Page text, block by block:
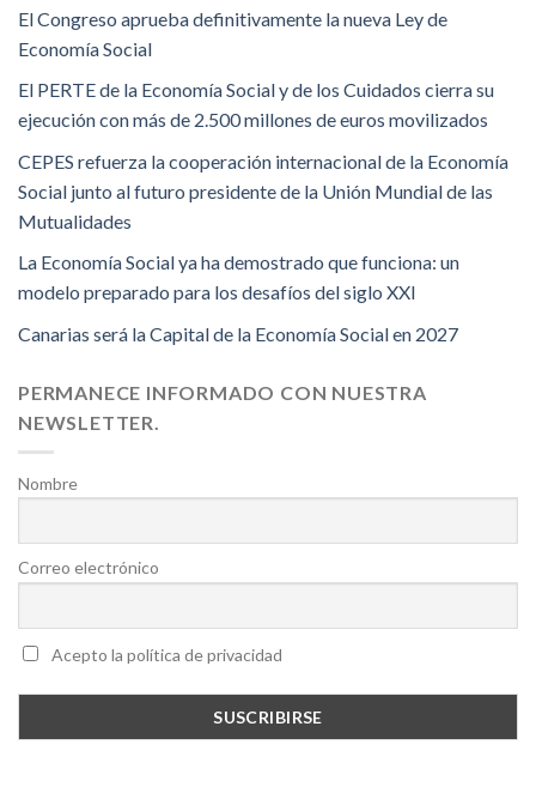
El Congreso aprueba definitivamente la nueva Ley de
Economía Social
El PERTE de la Economía Social y de los Cuidados cierra su
ejecución con más de 2.500 millones de euros movilizados
CEPES refuerza la cooperación internacional de la Economía
Social junto al futuro presidente de la Unión Mundial de las
Mutualidades
La Economía Social ya ha demostrado que funciona: un
modelo preparado para los desafíos del siglo XXI
Canarias será la Capital de la Economía Social en 2027
PERMANECE INFORMADO CON NUESTRA
NEWSLETTER.
Nombre
Correo electrónico
Acepto la política de privacidad